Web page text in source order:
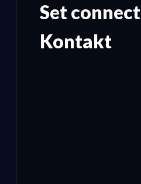
Set connect
Kontakt